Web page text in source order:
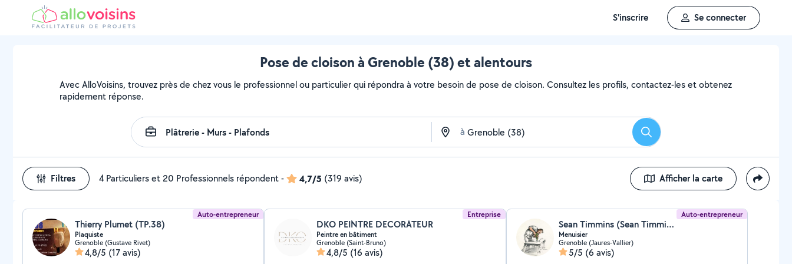
S'inscrire Se connecter
Pose de cloison à Grenoble (38) et alentours
Avec AlloVoisins, trouvez près de chez vous le professionnel ou particulier qui répondra à votre besoin de pose de cloison. Consultez les profils, contactez-les et obtenez
rapidement réponse.
à Rechercher
Filtres 4 Particuliers et 20 Professionnels répondent- 4,7/5 (319 avis) Afficher la carte
Auto-entrepreneur
Thierry Plumet (TP.38)
Plaquiste
Grenoble (Gustave Rivet)
4,8/5 (17 avis)
Entreprise
DKO PEINTRE DECORATEUR
Peintre en bâtiment
Grenoble (Saint-Bruno)
4,8/5 (16 avis)
Auto-entrepreneur
Sean Timmins (Sean Timmins)
Menuisier
Grenoble (Jaures-Vallier)
5/5 (6 avis)